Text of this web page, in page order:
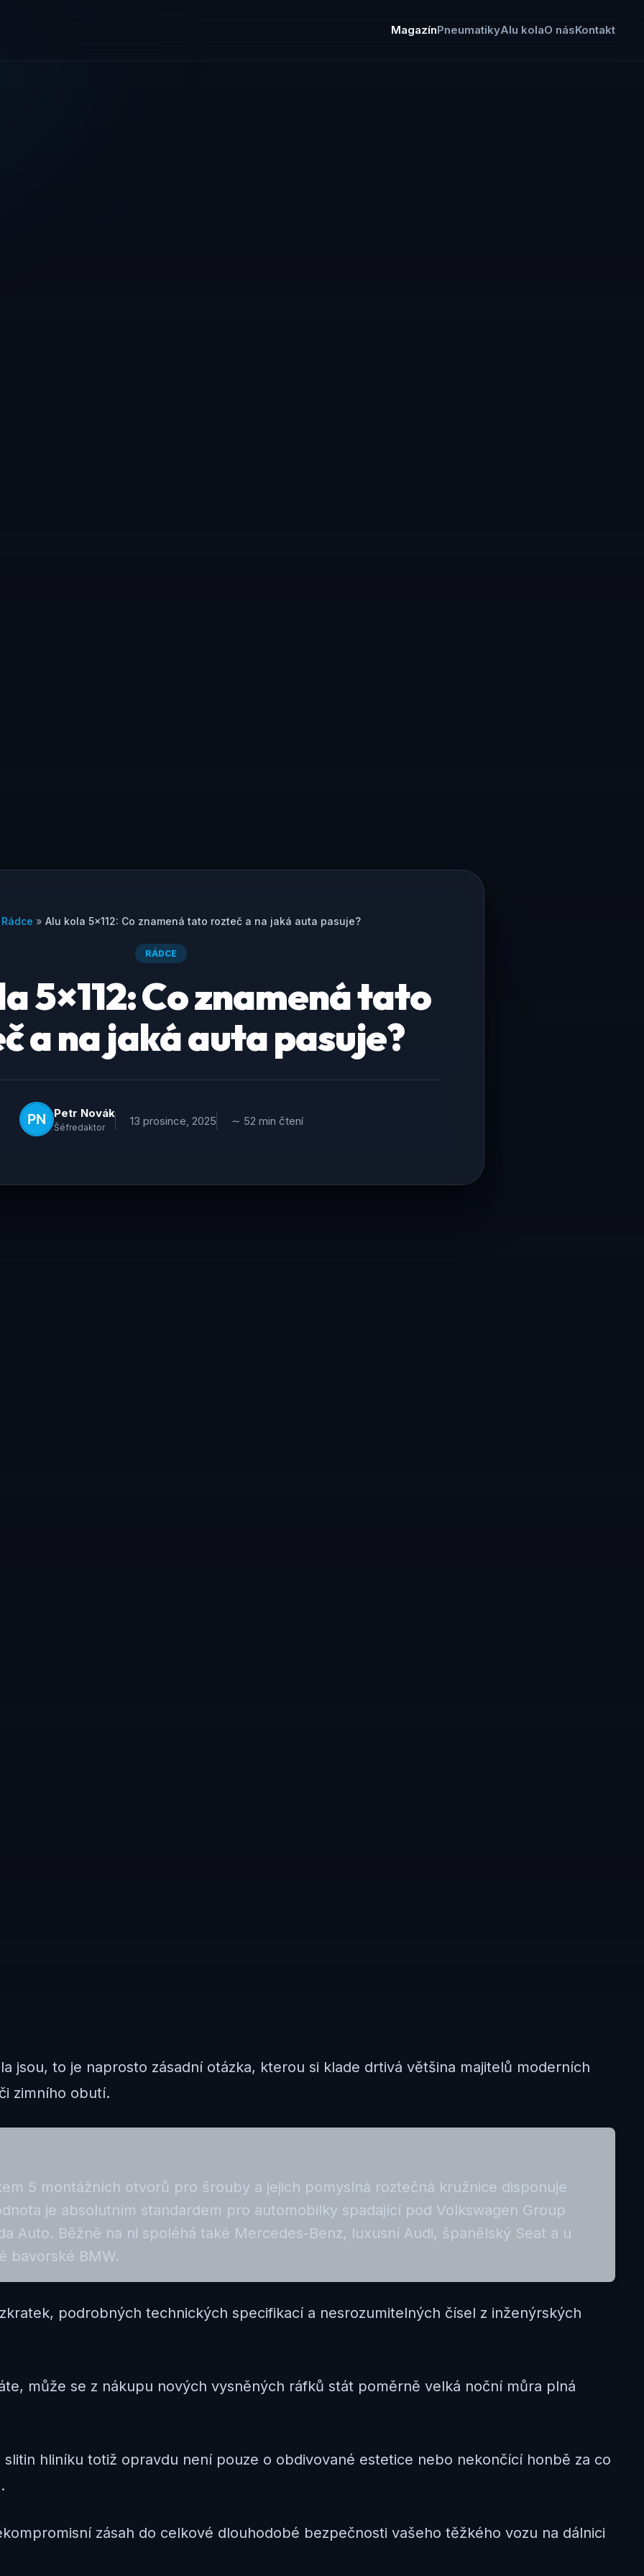
MagazínPneumatikyAlu kolaO násKontakt
Rádce » Alu kola 5×112: Co znamená tato rozteč a na jaká auta pasuje?
RÁDCE
5×112: Co znamená tato
a na jaká auta pasuje?
Petr Novák
Šéfredaktor 13 prosince, 2025 ∼ 52 min čtení
jsou, to je naprosto zásadní otázka, kterou si klade drtivá většina majitelů moderních
zimního obutí.
5 montážních otvorů pro šrouby a jejich pomyslná roztečná kružnice disponuje
je absolutním standardem pro automobilky spadající pod Volkswagen Group
Auto. Běžně na ni spoléhá také Mercedes-Benz, luxusní Audi, španělský Seat a u
bavorské BMW.
podrobných technických specifikací a nesrozumitelných čísel z inženýrských
může se z nákupu nových vysněných ráfků stát poměrně velká noční můra plná
hliníku totiž opravdu není pouze o obdivované estetice nebo nekončící honbě za co
zásah do celkové dlouhodobé bezpečnosti vašeho těžkého vozu na dálnici